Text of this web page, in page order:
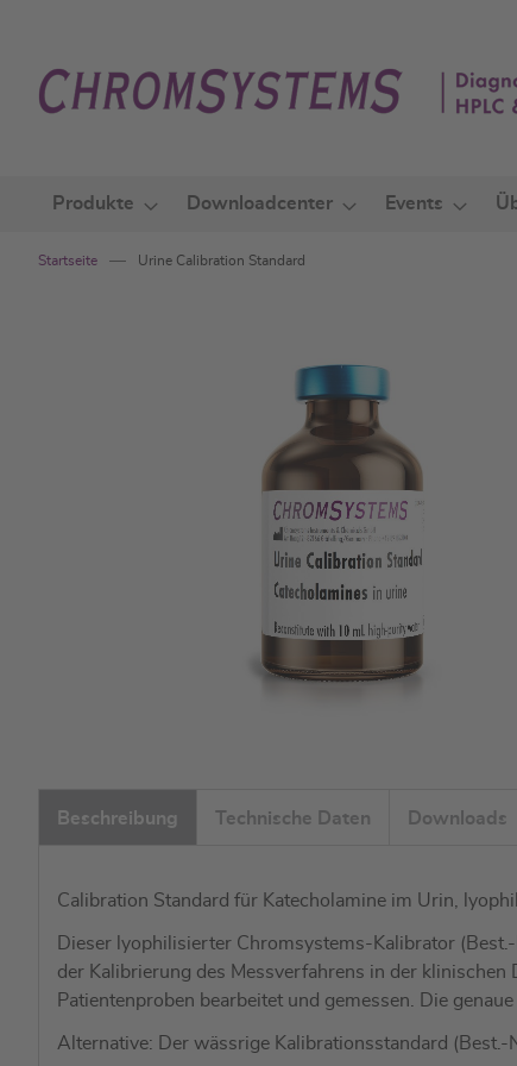
springen
Produkte Downloadcenter Events
Startseite Urine Calibration Standard
Anfang
derBeschreibung Technische Daten Downloads
Calibration Standard für Katecholamine im Urin,
Dieser lyophilisierter Chromsystems-Kalibrator
der Kalibrierung des Messverfahrens in der
Patientenproben bearbeitet und gemessen. Die
Alternative: Der wässrige Kalibrationsstandard